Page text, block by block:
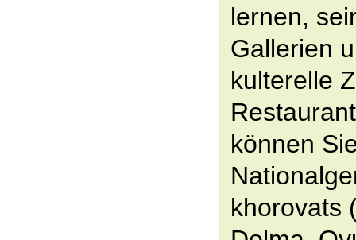
lernen,
Gallerien
kulterelle
können
khorovats